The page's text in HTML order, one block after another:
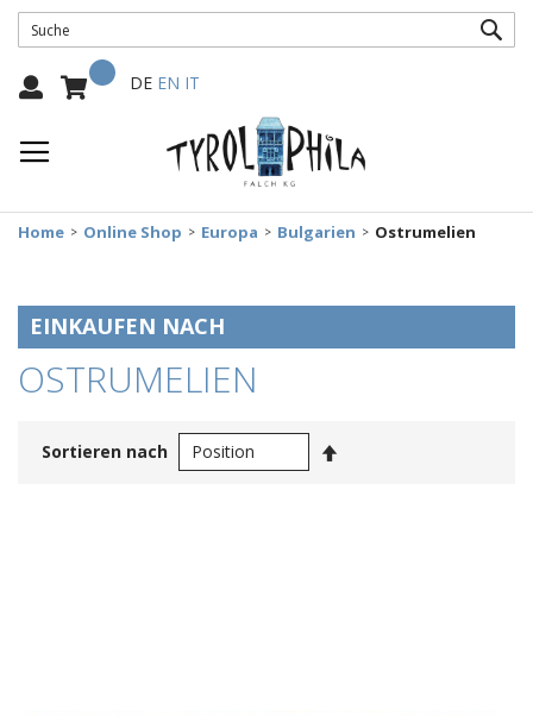
Mein Warenkorb
Select
DE EN IT
Home Online Shop Europa Bulgarien Ostrumelien
OSTRUMELIEN
Sortieren nach
EINKAUFEN NACH